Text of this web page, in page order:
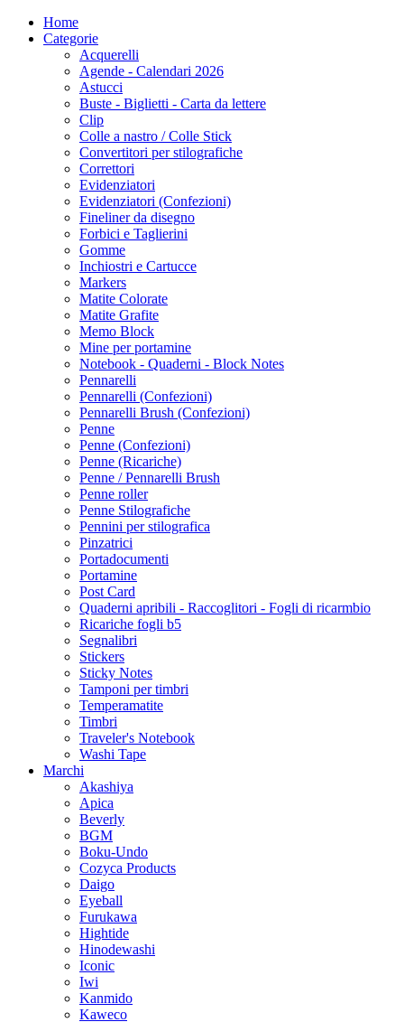
Home
Categorie
Acquerelli
Agende - Calendari 2026
Astucci
Buste - Biglietti - Carta da lettere
Clip
Colle a nastro / Colle Stick
Convertitori per stilografiche
Correttori
Evidenziatori
Evidenziatori (Confezioni)
Fineliner da disegno
Forbici e Taglierini
Gomme
Inchiostri e Cartucce
Markers
Matite Colorate
Matite Grafite
Memo Block
Mine per portamine
Notebook - Quaderni - Block Notes
Pennarelli
Pennarelli (Confezioni)
Pennarelli Brush (Confezioni)
Penne
Penne (Confezioni)
Penne (Ricariche)
Penne / Pennarelli Brush
Penne roller
Penne Stilografiche
Pennini per stilografica
Pinzatrici
Portadocumenti
Portamine
Post Card
Quaderni apribili - Raccoglitori - Fogli di ricarmbio
Ricariche fogli b5
Segnalibri
Stickers
Sticky Notes
Tamponi per timbri
Temperamatite
Timbri
Traveler's Notebook
Washi Tape
Marchi
Akashiya
Apica
Beverly
BGM
Boku-Undo
Cozyca Products
Daigo
Eyeball
Furukawa
Hightide
Hinodewashi
Iconic
Iwi
Kanmido
Kaweco